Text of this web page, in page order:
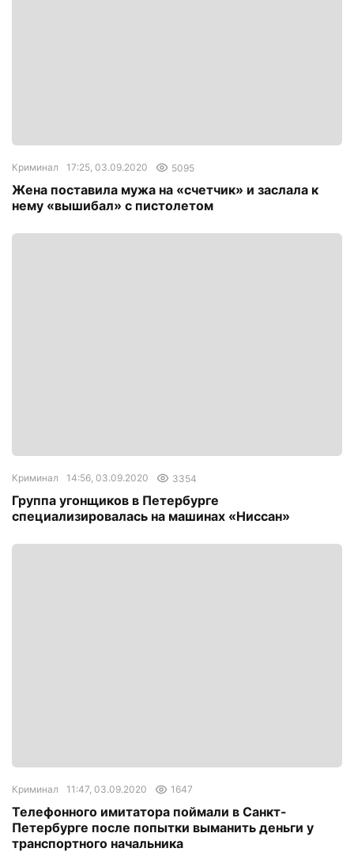
Криминал 17:25, 03.09.2020 5095
Жена поставила мужа на «счетчик» и заслала к
нему «вышибал» с пистолетом
Криминал 14:56, 03.09.2020 3354
Группа угонщиков в Петербурге
специализировалась на машинах «Ниссан»
Криминал 11:47, 03.09.2020 1647
Телефонного имитатора поймали в Санкт-
Петербурге после попытки выманить деньги у
транспортного начальника